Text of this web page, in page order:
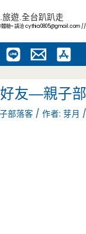
遊.全台趴趴走
驗~ 請洽cythia0805@gmail.com //
友—親子
部落客 / 作者:芽月